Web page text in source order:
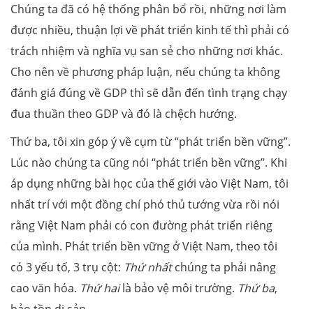
Chúng ta đã có hệ thống phân bổ rồi, những nơi làm
được nhiều, thuận lợi về phát triển kinh tế thì phải có
trách nhiệm và nghĩa vụ san sẻ cho những nơi khác.
Cho nên về phương pháp luận, nếu chúng ta không
đánh giá đúng về GDP thì sẽ dẫn đến tình trạng chạy
đua thuần theo GDP và đó là chệch hướng.
Thứ ba, tôi xin góp ý về cụm từ “phát triển bền vững”.
Lúc nào chúng ta cũng nói “phát triển bền vững”. Khi
áp dụng những bài học của thế giới vào Việt Nam, tôi
nhất trí với một đồng chí phó thủ tướng vừa rồi nói
rằng Việt Nam phải có con đường phát triển riêng
của mình. Phát triển bền vững ở Việt Nam, theo tôi
có 3 yếu tố, 3 trụ cột: Thứ nhấtchúng ta phải nâng
cao văn hóa. Thứ hailà bảo vệ môi trường. Thứ ba,